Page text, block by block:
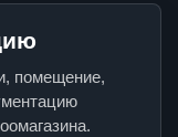
помещение,